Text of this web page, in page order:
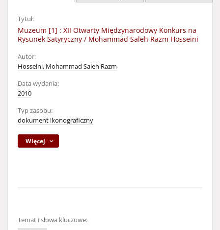
Tytuł:
Muzeum [1] : XII Otwarty Międzynarodowy Konkurs na
Rysunek Satyryczny / Mohammad Saleh Razm Hosseini
Autor:
Hosseini, Mohammad Saleh Razm
Data wydania:
2010
Typ zasobu:
dokument ikonograficzny
Więcej
Temat i słowa kluczowe: